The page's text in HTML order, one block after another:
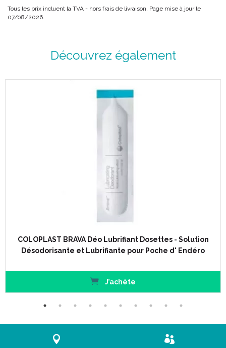
Tous les prix incluent la TVA - hors frais de livraison. Page mise à jour le
07/08/2026.
Découvrez également
COLOPLAST BRAVA Déo Lubrifiant Dosettes - Solution
Désodorisante et Lubrifiante pour Poche d' Endéro
J’achète